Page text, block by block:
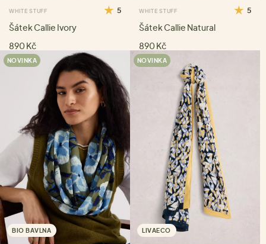
WHITE STUFF 5
Šátek Callie Ivory
890 Kč
WHITE STUFF 5
Šátek Callie Natural
890 Kč
NOVINKA
BIO BAVLNA
NOVINKA
LIVAECO